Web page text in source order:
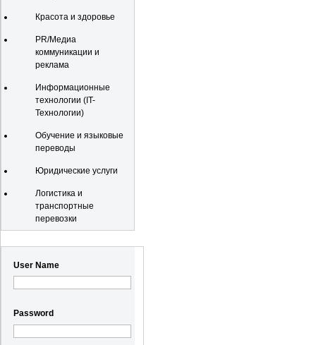
Красота и здоровье
PR/Медиа
коммуникации и
реклама
Информационные
технологии (IT-
Технологии)
Обучение и языковые
переводы
Юридические услуги
Логистика и
транспортные
перевозки
User Name
Password